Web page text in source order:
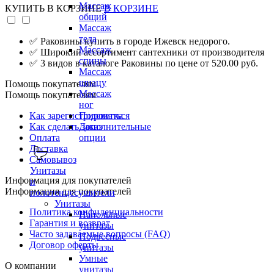
Массаж
общий
Массаж
тела
Массаж
спины
Массаж
шиацу
Массаж
ног
Подсветка
Дополнительные
опции
Унитазы
и
полотенцесушители
Унитазы
Напольные
унитазы
Подвесные
унитазы
Умные
унитазы
КУПИТЬ В КОРЗИНЕ В КОРЗИНЕ
✅ Раковины купить в городе Ижевск недорого.
✅ Широкий ассортимент сантехники от производителя
✅ 3 видов в каталоге Раковины по цене от 520.00 руб.
Помощь покупателям
Помощь покупателям
Как зарегистрироваться
Как сделать заказ
Оплата
Доставка
Самовывоз
Информация для покупателей
Информация для покупателей
Политика конфиденциальности
Гарантия и возврат
Часто задаваемые вопросы (FAQ)
Договор оферты
О компании